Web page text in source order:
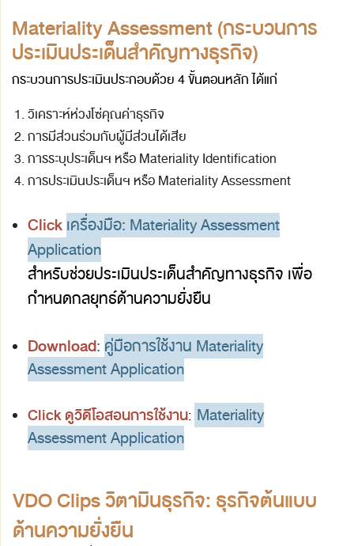
Materiality Assessment (กระบวนการ
ประเมินประเด็นสำคัญทางธุรกิจ)
กระบวนการประเมินประกอบด้วย 4 ขั้นตอนหลัก ได้แก่
วิเคราะห์ห่วงโซ่คุณค่าธุรกิจ
การมีส่วนร่วมกับผู้มีส่วนได้เสีย
การระบุประเด็นฯ หรือ Materiality Identification
การประเมินประเด็นฯ หรือ Materiality Assessment
Clickเครื่องมือ: Materiality Assessment
Application
สำหรับช่วยประเมินประเด็นสำคัญทางธุรกิจ เพื่อ
กำหนดกลยุทธ์ด้านความยั่งยืน
Download: คู่มือการใช้งาน Materiality
Assessment Application
Click ดูวิดีโอสอนการใช้งาน: Materiality
Assessment Application
VDO Clips วิตามินธุรกิจ: ธุรกิจต้นแบบ
ด้านความยั่งยืน